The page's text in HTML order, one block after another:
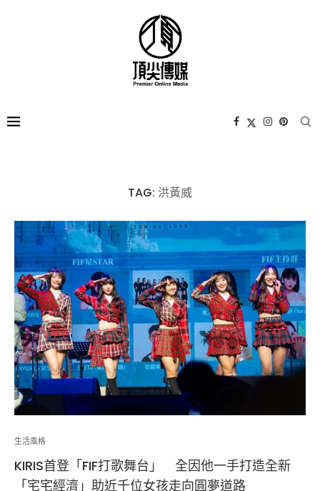
TAG: 洪黃威
生活風格
KIRIS首登「FIF打歌舞台」 全因他一手打造全新
「宅宅經濟」助近千位女孩走向圓夢道路